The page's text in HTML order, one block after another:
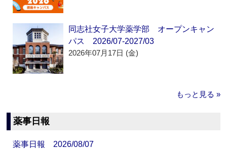
同志社女子大学薬学部 オープンキャン
パス 2026/07-2027/03
2026年07月17日 (金)
もっと見る »
薬事日報
薬事日報 2026/08/07